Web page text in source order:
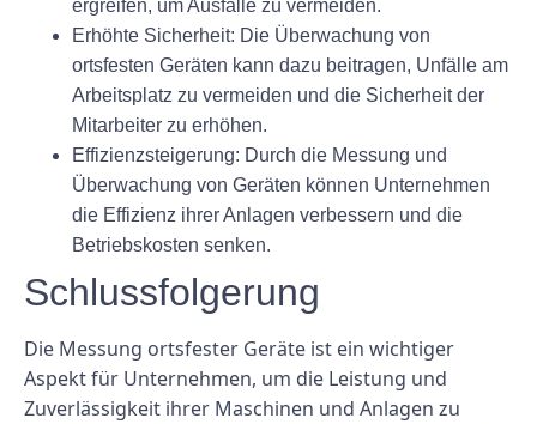
ergreifen, um Ausfälle zu vermeiden.
Erhöhte Sicherheit: Die Überwachung von
ortsfesten Geräten kann dazu beitragen, Unfälle am
Arbeitsplatz zu vermeiden und die Sicherheit der
Mitarbeiter zu erhöhen.
Effizienzsteigerung: Durch die Messung und
Überwachung von Geräten können Unternehmen
die Effizienz ihrer Anlagen verbessern und die
Betriebskosten senken.
Schlussfolgerung
Die Messung ortsfester Geräte ist ein wichtiger
Aspekt für Unternehmen, um die Leistung und
Zuverlässigkeit ihrer Maschinen und Anlagen zu